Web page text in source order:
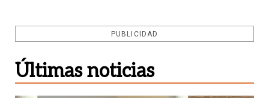
PUBLICIDAD
Últimas noticias